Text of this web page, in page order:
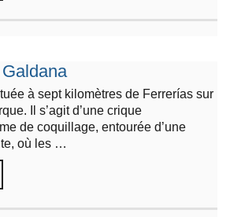
à sept kilomètres de Ferrerías sur
Il s’agit d’une crique
de coquillage, entourée d’une
où les …